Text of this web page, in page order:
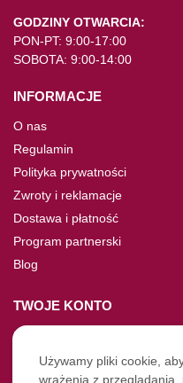
GODZINY OTWARCIA:
PON-PT: 9:00-17:00
SOBOTA: 9:00-14:00
INFORMACJE
O nas
Regulamin
Polityka prywatności
Zwroty i reklamacje
Dostawa i płatność
Program partnerski
Blog
TWOJE KONTO
Moje konto
Nie pamiętasz hasła?
Używamy pliki cookie,
wrażenia z